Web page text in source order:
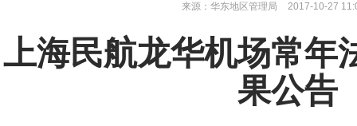
来源：华东地区管理局 2017-10-27
上海民航龙华机场常年
果公告
式